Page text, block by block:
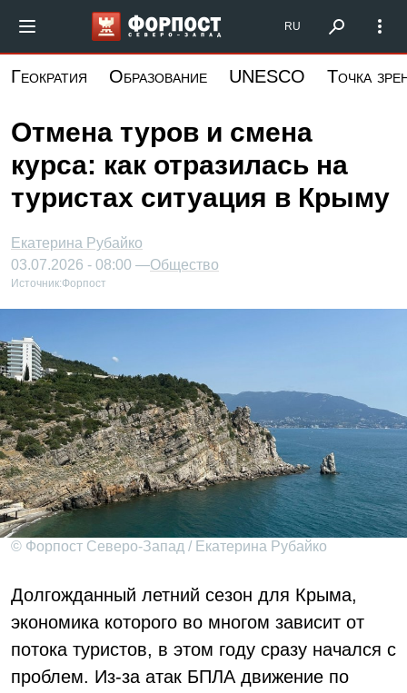
основному
Форпост Северо-Запад
RU
Геократия Образование UNESCO Точка
Отмена туров и смена
курса: как отразилась на
туристах ситуация в Крыму
Екатерина Рубайко
03.07.2026 - 08:00 —Общество
Источник:Форпост
© Форпост Северо-Запад / Екатерина Рубайко
Долгожданный летний сезон для Крыма,
экономика которого во многом зависит от
потока туристов, в этом году сразу начался с
проблем. Из-за атак БПЛА движение по